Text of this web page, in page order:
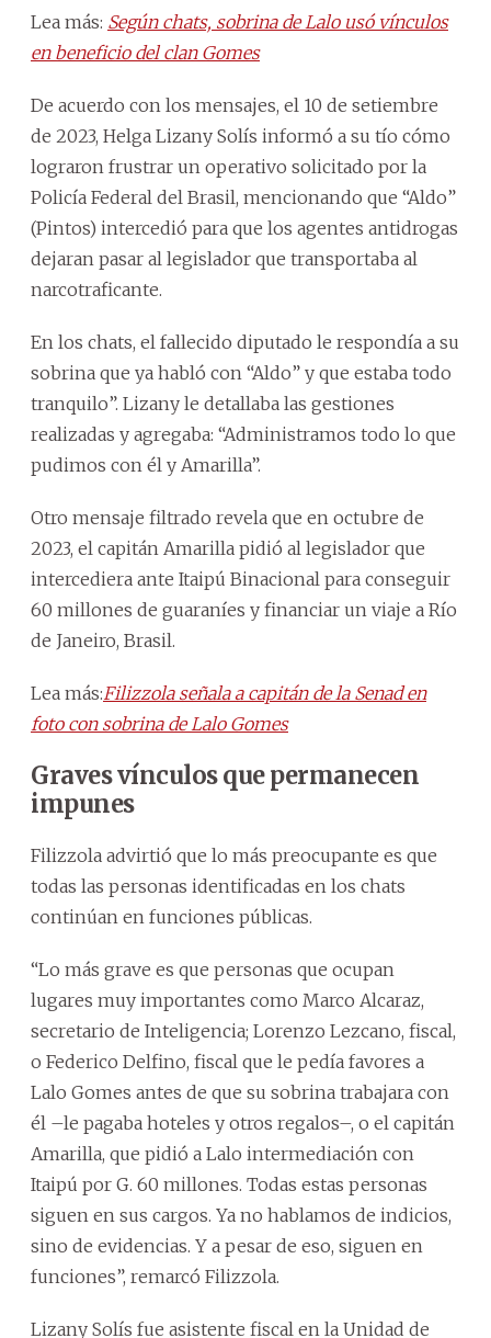
Lea más: Según chats, sobrina de Lalo usó vínculos
en beneficio del clan Gomes
De acuerdo con los mensajes, el 10 de setiembre
de 2023, Helga Lizany Solís informó a su tío cómo
lograron frustrar un operativo solicitado por la
Policía Federal del Brasil, mencionando que “Aldo”
(Pintos) intercedió para que los agentes antidrogas
dejaran pasar al legislador que transportaba al
narcotraficante.
En los chats, el fallecido diputado le respondía a su
sobrina que ya habló con “Aldo” y que estaba todo
tranquilo”. Lizany le detallaba las gestiones
realizadas y agregaba: “Administramos todo lo que
pudimos con él y Amarilla”.
Otro mensaje filtrado revela que en octubre de
2023, el capitán Amarilla pidió al legislador que
intercediera ante Itaipú Binacional para conseguir
60 millones de guaraníes y financiar un viaje a Río
de Janeiro, Brasil.
Lea más:Filizzola señala a capitán de la Senad en
foto con sobrina de Lalo Gomes
Graves vínculos que permanecen
impunes
Filizzola advirtió que lo más preocupante es que
todas las personas identificadas en los chats
continúan en funciones públicas.
“Lo más grave es que personas que ocupan
lugares muy importantes como Marco Alcaraz,
secretario de Inteligencia; Lorenzo Lezcano, fiscal,
o Federico Delfino, fiscal que le pedía favores a
Lalo Gomes antes de que su sobrina trabajara con
él –le pagaba hoteles y otros regalos–, o el capitán
Amarilla, que pidió a Lalo intermediación con
Itaipú por G. 60 millones. Todas estas personas
siguen en sus cargos. Ya no hablamos de indicios,
sino de evidencias. Y a pesar de eso, siguen en
funciones”, remarcó Filizzola.
Lizany Solís fue asistente fiscal en la Unidad de